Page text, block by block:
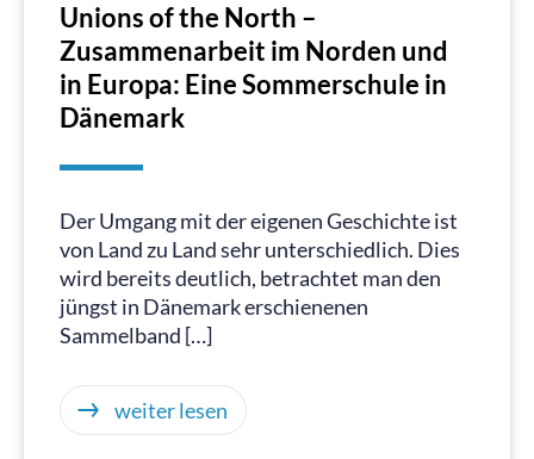
Unions of the North –
Zusammenarbeit im Norden und
in Europa: Eine Sommerschule in
Dänemark
Der Umgang mit der eigenen Geschichte ist
von Land zu Land sehr unterschiedlich. Dies
wird bereits deutlich, betrachtet man den
jüngst in Dänemark erschienenen
Sammelband […]
weiter lesen